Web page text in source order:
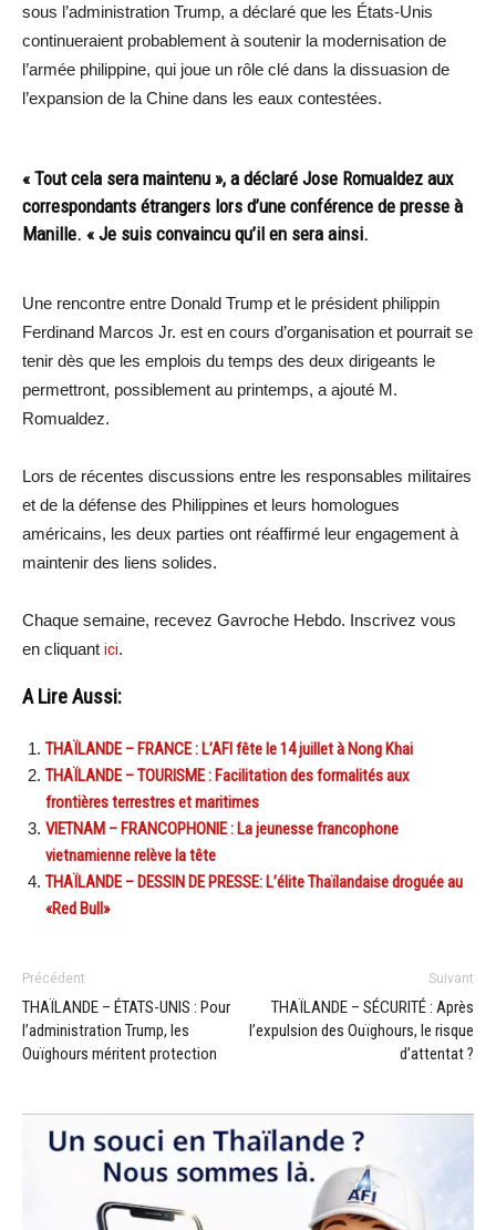
sous l’administration Trump, a déclaré que les États-Unis
continueraient probablement à soutenir la modernisation de
l’armée philippine, qui joue un rôle clé dans la dissuasion de
l’expansion de la Chine dans les eaux contestées.
« Tout cela sera maintenu », a déclaré Jose Romualdez aux
correspondants étrangers lors d’une conférence de presse à
Manille. « Je suis convaincu qu’il en sera ainsi.
Une rencontre entre Donald Trump et le président philippin
Ferdinand Marcos Jr. est en cours d’organisation et pourrait se
tenir dès que les emplois du temps des deux dirigeants le
permettront, possiblement au printemps, a ajouté M.
Romualdez.
Lors de récentes discussions entre les responsables militaires
et de la défense des Philippines et leurs homologues
américains, les deux parties ont réaffirmé leur engagement à
maintenir des liens solides.
Chaque semaine, recevez Gavroche Hebdo. Inscrivez vous
en cliquant ici.
A Lire Aussi:
THAÏLANDE – FRANCE : L’AFI fête le 14 juillet à Nong Khai
THAÏLANDE – TOURISME : Facilitation des formalités aux
frontières terrestres et maritimes
VIETNAM – FRANCOPHONIE : La jeunesse francophone
vietnamienne relève la tête
THAÏLANDE – DESSIN DE PRESSE: L’élite Thaïlandaise droguée au
«Red Bull»
Précédent
THAÏLANDE – ÉTATS-UNIS : Pour
l’administration Trump, les
Ouïghours méritent protection
Suivant
THAÏLANDE – SÉCURITÉ : Après
l’expulsion des Ouïghours, le risque
d’attentat ?